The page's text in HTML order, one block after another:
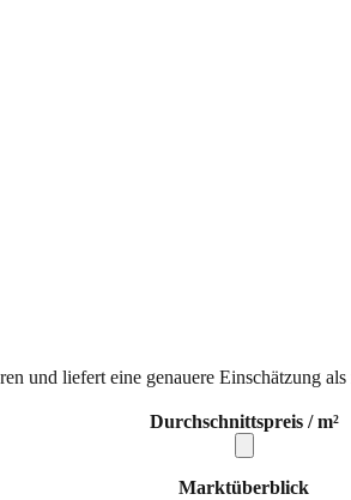
und liefert eine genauere Einschätzung als
Durchschnittspreis / m²
Marktüberblick